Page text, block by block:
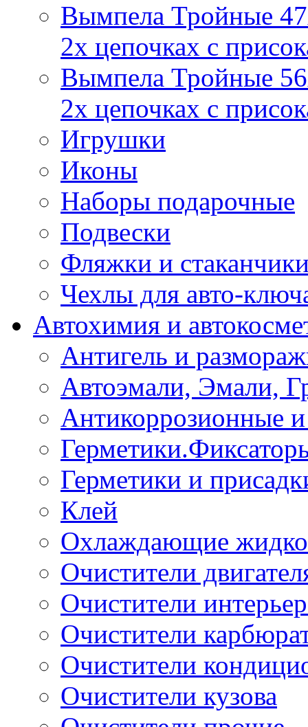
Вымпела Тройные
2х цепочках с
Вымпела Тройные
2х цепочках с
Игрушки
Иконы
Наборы подарочные
Подвески
Фляжки и
Чехлы для авто-
Автохимия и
Антигель и
Автоэмали, Эмали,
Антикоррозионные
Герметики и
Клей
Охлаждающие
Очистители
Очистители
Очистители
Очистители
Очистители кузова